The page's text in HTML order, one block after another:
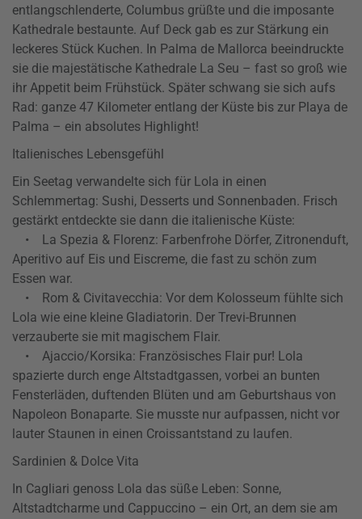
entlangschlenderte, Columbus grüßte und die imposante
Kathedrale bestaunte. Auf Deck gab es zur Stärkung ein
leckeres Stück Kuchen. In Palma de Mallorca beeindruckte
sie die majestätische Kathedrale La Seu – fast so groß wie
ihr Appetit beim Frühstück. Später schwang sie sich aufs
Rad: ganze 47 Kilometer entlang der Küste bis zur Playa de
Palma – ein absolutes Highlight!
Italienisches Lebensgefühl
Ein Seetag verwandelte sich für Lola in einen
Schlemmertag: Sushi, Desserts und Sonnenbaden. Frisch
gestärkt entdeckte sie dann die italienische Küste:
• La Spezia & Florenz: Farbenfrohe Dörfer, Zitronenduft,
Aperitivo auf Eis und Eiscreme, die fast zu schön zum
Essen war.
• Rom & Civitavecchia: Vor dem Kolosseum fühlte sich
Lola wie eine kleine Gladiatorin. Der Trevi-Brunnen
verzauberte sie mit magischem Flair.
• Ajaccio/Korsika: Französisches Flair pur! Lola
spazierte durch enge Altstadtgassen, vorbei an bunten
Fensterläden, duftenden Blüten und am Geburtshaus von
Napoleon Bonaparte. Sie musste nur aufpassen, nicht vor
lauter Staunen in einen Croissantstand zu laufen.
Sardinien & Dolce Vita
In Cagliari genoss Lola das süße Leben: Sonne,
Altstadtcharme und Cappuccino – ein Ort, an dem sie am